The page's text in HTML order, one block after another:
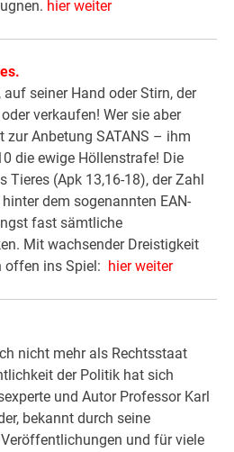
hier weiter
.
seiner Hand oder Stirn, der
verkaufen! Wer sie aber
Anbetung SATANS – ihm
die ewige Höllenstrafe! Die
Tieres (Apk 13,16-18), der Zahl
dem sogenannten EAN-
fast sämtliche
Mit wachsender Dreistigkeit
offen ins Spiel: hier weiter
nicht mehr als Rechtsstaat
der Politik hat sich
und Autor Professor Karl
bekannt durch seine
und für viele